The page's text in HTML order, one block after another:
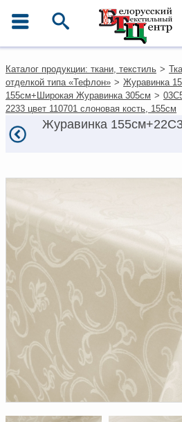
Каталог
Ткани
Домашний текстиль
Одежда
Ковры
Условия работы
Оплата и доставка
Как оформить заказ
Вакансии
Как нас найти
Написать нам
Доверенность на
получение груза
Документы по работе с
персональными данными
Письмо руководителю
Вопросы и ответы
Новости | Статьи
Каталог продукции: ткани, текстиль >
отделкой типа «Тефлон» > Журавинка
155см+Широкая Журавинка 305см >
2233 цвет 110701 слоновая кость, 155см
Журавинка